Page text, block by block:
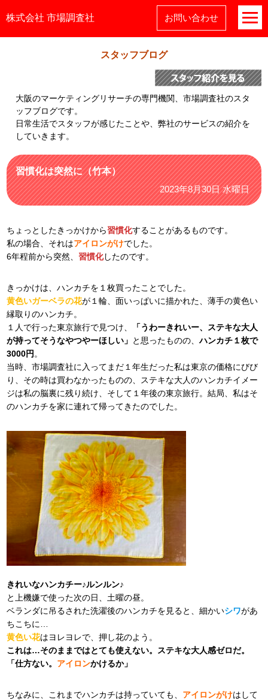
株式会社 市場調査社 お問い合わせ
スタッフブログ
大阪のマーケティングリサーチの専門機関、市場調査社のスタ
ッフブログです。
日常生活でスタッフが感じたことや、弊社のサービスの紹介を
していきます。
習慣化は突然に（竹本）
2023年8月30日 水曜日
ちょっとしたきっかけから習慣化することがあるものです。
私の場合、それはアイロンがけでした。
6年程前から突然、習慣化したのです。
きっかけは、ハンカチを１枚買ったことでした。
黄色いガーベラの花が１輪、面いっぱいに描かれた、薄手の黄色い
縁取りのハンカチ。
１人で行った東京旅行で見つけ、
「うわーきれいー、ステキな大人
が持ってそうなやつやーほしい」 と思ったものの、ハンカチ１枚で
3000円 。
当時、市場調査社に入ってまだ１年生だった私は東京の価格にびび
り、その時は買わなかったものの、ステキな大人のハンカチイメー
ジは私の脳裏に残り続け、そして１年後の東京旅行。結局、私はそ
のハンカチを家に連れて帰ってきたのでした。
きれいなハンカチー♪ルンルン♪
と上機嫌で使った次の日、土曜の昼。
ベランダに吊るされた洗濯後のハンカチを見ると、細かいシワがあ
ちこちに…
黄色い花はヨレヨレで、押し花のよう。
これは…そのままではとても使えない。ステキな大人感ゼロだ。
「仕方ない。 アイロンかけるか」
ちなみに、これまでハンカチは持っていても、 アイロンがけはして